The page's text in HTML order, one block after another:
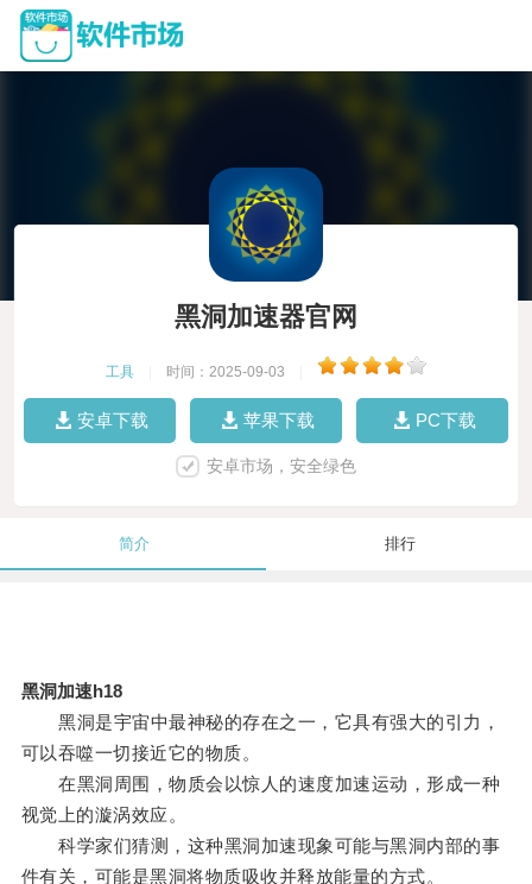
黑洞加速器官网
工具 时间：2025-09-03
安卓下载 苹果下载 PC下载
安卓市场，安全绿色
简介 排行
黑洞加速h18
黑洞是宇宙中最神秘的存在之一，它具有强大的引力，
可以吞噬一切接近它的物质。
在黑洞周围，物质会以惊人的速度加速运动，形成一种
视觉上的漩涡效应。
科学家们猜测，这种黑洞加速现象可能与黑洞内部的事
件有关，可能是黑洞将物质吸收并释放能量的方式。